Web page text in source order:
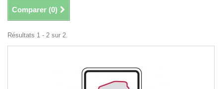
Comparer (0)
Résultats 1 - 2 sur 2.